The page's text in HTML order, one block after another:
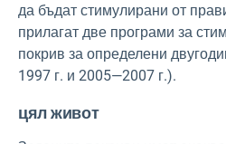
да бъдат стимулирани от
прилагат две програми за
покрив за определени
1997 г. и 2005—2007 г.).
цял живот